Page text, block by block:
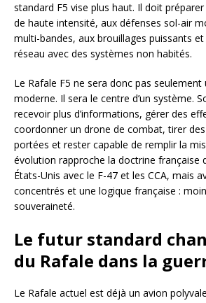
standard F5 vise plus haut. Il doit préparer
de haute intensité, aux défenses sol-air
multi-bandes, aux brouillages puissants
réseau avec des systèmes non habités.
Le Rafale F5 ne sera donc pas seulement
moderne. Il sera le centre d’un système.
recevoir plus d’informations, gérer des
coordonner un drone de combat, tirer
portées et rester capable de remplir la
évolution rapproche la doctrine française
États-Unis avec le F-47 et les CCA, mais
concentrés et une logique française :
souveraineté.
Le futur standard
du Rafale dans la
Le Rafale actuel est déjà un avion